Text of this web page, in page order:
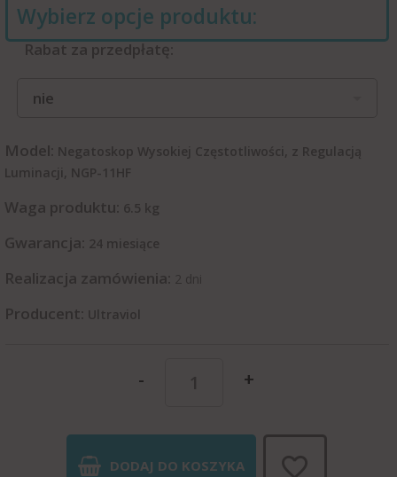
Wybierz opcje produktu:
Rabat za przedpłatę:
nie
Model: Negatoskop Wysokiej Częstotliwości, z Regulacją
Luminacji, NGP-11HF
Waga produktu: 6.5 kg
Gwarancja: 24 miesiące
Realizacja zamówienia: 2 dni
Producent: Ultraviol
- +
DODAJ DO KOSZYKA